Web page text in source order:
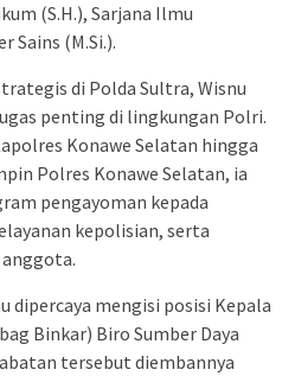
(S.H.), Sarjana Ilmu
Sains (M.Si.).
di Polda Sultra, Wisnu
penting di lingkungan Polri.
Konawe Selatan hingga
Polres Konawe Selatan, ia
pengayoman kepada
kepolisian, serta
dipercaya mengisi posisi Kepala
Binkar) Biro Sumber Daya
tersebut diembannya